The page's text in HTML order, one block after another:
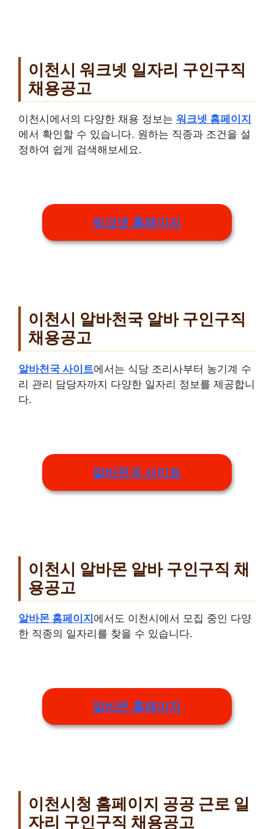
이천시 워크넷 일자리 구인구직
채용공고
이천시에서의 다양한 채용 정보는 워크넷 홈페이지
에서 확인할 수 있습니다. 원하는 직종과 조건을 설
정하여 쉽게 검색해보세요.
워크넷 홈페이지
이천시 알바천국 알바 구인구직
채용공고
알바천국 사이트에서는 식당 조리사부터 농기계 수
리 관리 담당자까지 다양한 일자리 정보를 제공합니
다.
알바천국 사이트
이천시 알바몬 알바 구인구직 채
용공고
알바몬 홈페이지 에서도 이천시에서 모집 중인 다양
한 직종의 일자리를 찾을 수 있습니다.
알바몬 홈페이지
이천시청 홈페이지 공공 근로 일
자리 구인구직 채용공고